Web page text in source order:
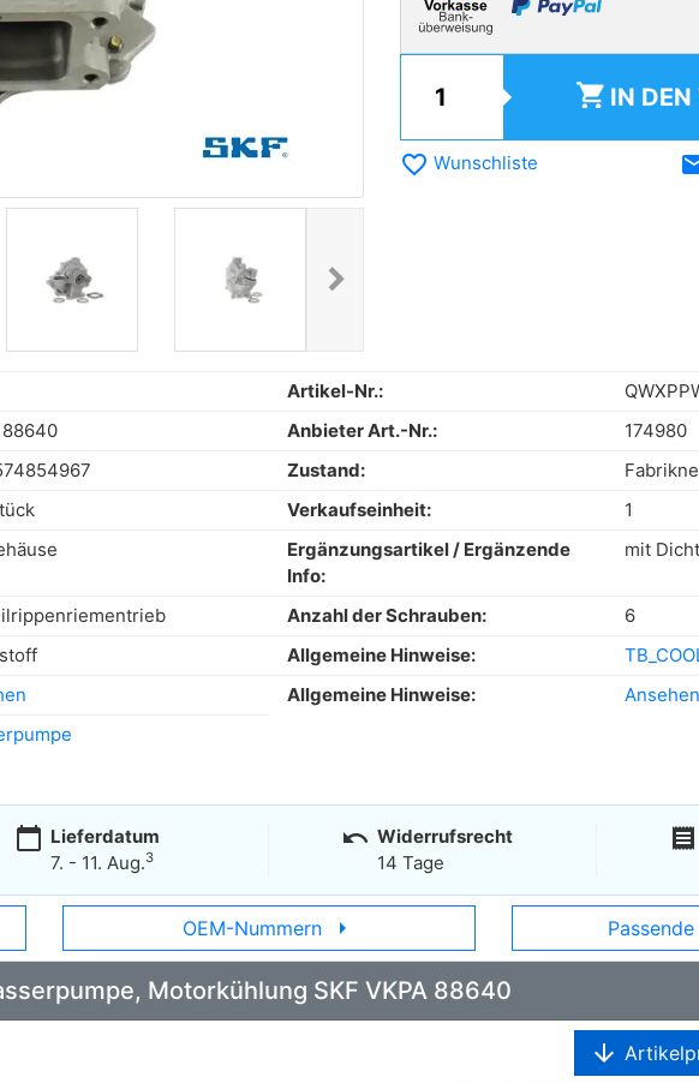
chevron_right
Next
shopping_cart IN DEN
favorite_border Wunschliste
Artikel-Nr.:
88640 Anbieter Art.-Nr.:
174980
Zustand:
Verkaufseinheit:
1
Ergänzungsartikel / Ergänzende
Info:
mit
Anzahl der Schrauben:
6
Allgemeine Hinweise:
Allgemeine Hinweise:
Ansehen
calendar_today Lieferdatum
7. - 11. Aug.3
undo Widerrufsrecht
14 Tage
receipt
OEM-Nummern arrow_right
Motorkühlung SKF VKPA 88640
arrow_downward